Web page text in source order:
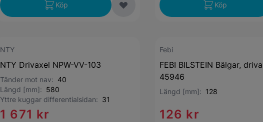
Köp Köp
NTY
NTY Drivaxel NPW-VV-103
Tänder mot nav: 40
Längd [mm]: 580
Yttre kuggar differentialsidan: 31
1 671 kr
Febi
FEBI BILSTEIN Bälgar,
45946
Längd [mm]: 128
126 kr